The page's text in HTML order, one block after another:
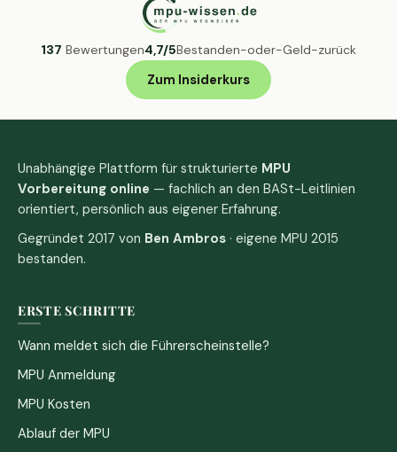
137 Bewertungen4,7/5Bestanden-oder-Geld-zurück
Zum Insiderkurs
Unabhängige Plattform für strukturierte MPU
Vorbereitung online — fachlich an den BASt-Leitlinien
orientiert, persönlich aus eigener Erfahrung.
Gegründet 2017 von Ben Ambros · eigene MPU 2015
bestanden.
ERSTE SCHRITTE
Wann meldet sich die Führerscheinstelle?
MPU Anmeldung
MPU Kosten
Ablauf der MPU